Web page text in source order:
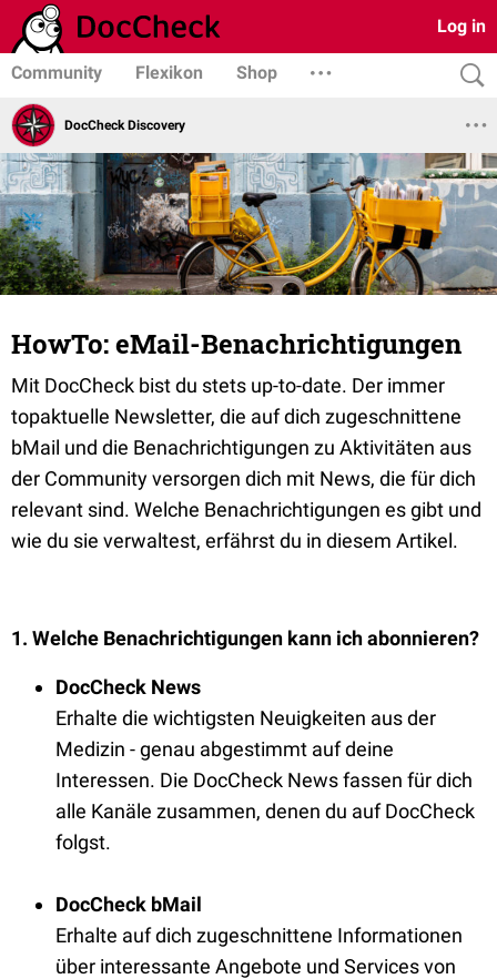
Log in
Community Flexikon Shop
DocCheck Discovery
HowTo: eMail-Benachrichtigungen
Mit DocCheck bist du stets up-to-date. Der immer
topaktuelle Newsletter, die auf dich zugeschnittene
bMail und die Benachrichtigungen zu Aktivitäten aus
der Community versorgen dich mit News, die für dich
relevant sind. Welche Benachrichtigungen es gibt und
wie du sie verwaltest, erfährst du in diesem Artikel.
1. Welche Benachrichtigungen kann ich abonnieren?
DocCheck News
Erhalte die wichtigsten Neuigkeiten aus der
Medizin - genau abgestimmt auf deine
Interessen. Die DocCheck News fassen für dich
alle Kanäle zusammen, denen du auf DocCheck
folgst.
DocCheck bMail
Erhalte auf dich zugeschnittene Informationen
über interessante Angebote und Services von